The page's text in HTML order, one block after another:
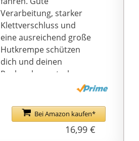
Nutzungsmöglichkeiten
: Den Poncho kann man
aber auch sehr gut als
Zeltplane,
Campingdecke,
Abdeckung oder für
Verarbeitung, starker
Klettverschluss und
eine ausreichend große
Hutkrempe schützen
dich und deinen
Rucksack vor starkem
Regen. Verfügt über
Gesicht gut schützt,
und Klettverschlüsse an
den Seiten für eine
Bei Amazon kaufen*
16,99 €